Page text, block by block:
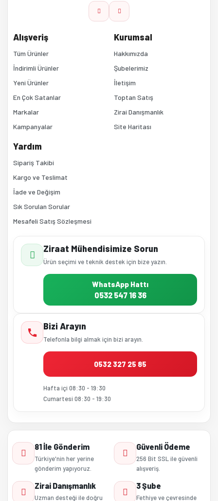
Bu ürüne benzer farklı alternatifler olmalı.
Gönder
Alışveriş
Tüm Ürünler
İndirimli Ürünler
Yeni Ürünler
En Çok Satanlar
Markalar
Kampanyalar
Kurumsal
Hakkımızda
Şubelerimiz
İletişim
Toptan Satış
Zirai Danışmanlık
Site Haritası
Yardım
Sipariş Takibi
Kargo ve Teslimat
İade ve Değişim
Sık Sorulan Sorular
Mesafeli Satış Sözleşmesi
Ziraat Mühendisimize Sorun
Ürün seçimi ve teknik destek için bize yazın.
WhatsApp Hattı
0532 547 16 36
Bizi Arayın
Telefonla bilgi almak için bizi arayın.
0532 327 25 85
Hafta içi 08:30 - 19:30
Cumartesi 08:30 - 19:30
81 İle Gönderim
Türkiye'nin her yerine
gönderim yapıyoruz.
Güvenli Ödeme
256 Bit SSL ile güvenli
alışveriş.
Zirai Danışmanlık
Uzman desteği ile doğru
3 Şube
Fethiye ve çevresinde